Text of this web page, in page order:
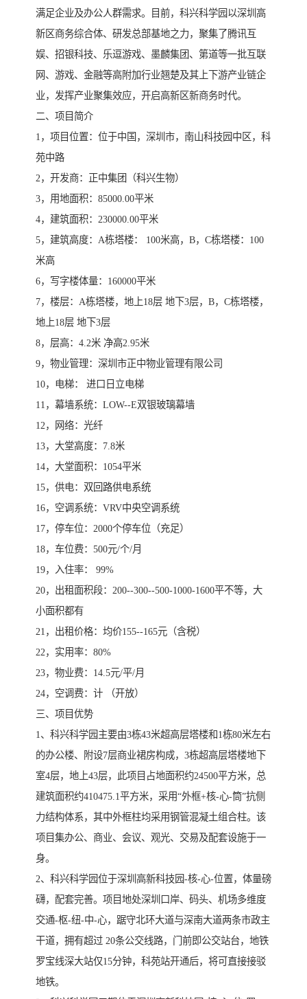
满足企业及办公人群需求。目前，科兴科学园以深圳高
新区商务综合体、研发总部基地之力，聚集了腾讯互
娱、招银科技、乐逗游戏、墨麟集团、第道等一批互联
网、游戏、金融等高附加行业翘楚及其上下游产业链企
业，发挥产业聚集效应，开启高新区新商务时代。
二、项目简介
1，项目位置：位于中国，深圳市，南山科技园中区，科
苑中路
2，开发商：正中集团（科兴生物）
3，用地面积：85000.00平米
4，建筑面积：230000.00平米
5，建筑高度：A栋塔楼： 100米高，B，C栋塔楼：100
米高
6，写字楼体量：160000平米
7，楼层：A栋塔楼，地上18层 地下3层，B，C栋塔楼，
地上18层 地下3层
8，层高：4.2米 净高2.95米
9，物业管理：深圳市正中物业管理有限公司
10，电梯： 进口日立电梯
11，幕墙系统：LOW--E双银玻璃幕墙
12，网络：光纤
13，大堂高度：7.8米
14，大堂面积：1054平米
15，供电：双回路供电系统
16，空调系统：VRV中央空调系统
17，停车位：2000个停车位（充足）
18，车位费：500元/个/月
19，入住率： 99%
20，出租面积段：200--300--500-1000-1600平不等，大
小面积都有
21，出租价格：均价155--165元（含税）
22，实用率：80%
23，物业费：14.5元/平/月
24，空调费：计 （开放）
三、项目优势
1、科兴科学园主要由3栋43米超高层塔楼和1栋80米左右
的办公楼、附设7层商业裙房构成，3栋超高层塔楼地下
室4层，地上43层，此项目占地面积约24500平方米，总
建筑面积约410475.1平方米，采用“外框+核-心-筒”抗侧
力结构体系，其中外框柱均采用钢管混凝土组合柱。该
项目集办公、商业、会议、观光、交易及配套设施于一
身。
2、科兴科学园位于深圳高新科技园-核-心-位置，体量磅
礴，配套完善。项目地处深圳口岸、码头、机场多维度
交通-枢-纽-中-心，踞守北环大道与深南大道两条市政主
干道，拥有超过 20条公交线路，门前即公交站台，地铁
罗宝线深大站仅15分钟，科苑站开通后，将可直接接驳
地铁。